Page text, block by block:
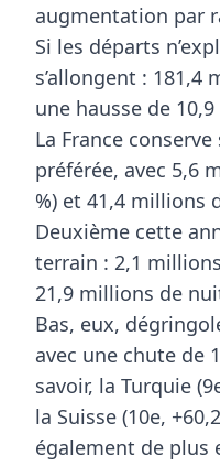
augmentation par
Si les départs
s’allongent : 181,4
une hausse de 10,9
La France
préférée, avec 5,6
%) et 41,4 millions
Deuxième cette
terrain : 2,1
21,9 millions de
Bas, eux,
avec une chute de
savoir, la Turquie
la Suisse (10e,
également de plus